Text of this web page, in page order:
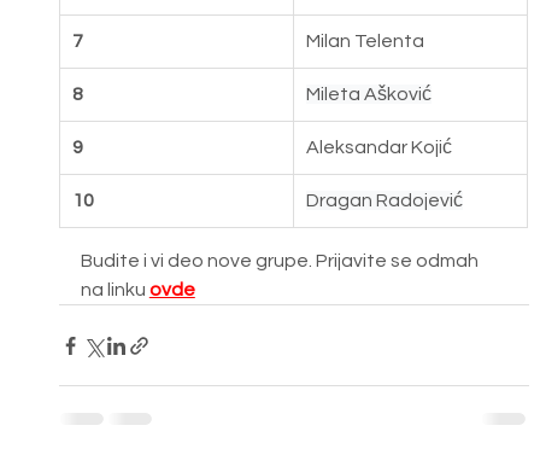
7 Milan Telenta
8 Mileta Ašković
9 Aleksandar Kojić
10 Dragan Radojević
Budite i vi deo nove grupe. Prijavite se odmah
na linku ovde